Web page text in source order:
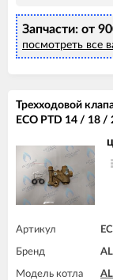
Запчасти: от
посмотреть все
Трехходовой
ECO PTD 14 / 18 /
Артикул
Бренд
Модель котла